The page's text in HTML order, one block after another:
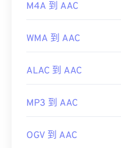
M4A 到 AAC
WMA 到 AAC
ALAC 到 AAC
MP3 到 AAC
OGV 到 AAC